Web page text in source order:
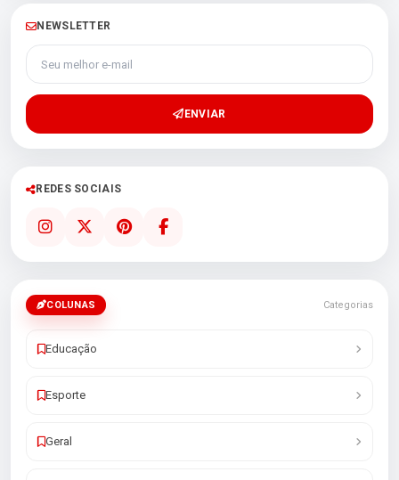
NEWSLETTER
Seu melhor e-mail
ENVIAR
REDES SOCIAIS
COLUNAS Categorias
Educação
Esporte
Geral